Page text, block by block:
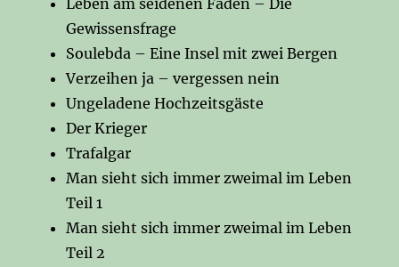
Gewissensfrage
Soulebda – Eine Insel mit zwei Bergen
Verzeihen ja – vergessen nein
Ungeladene Hochzeitsgäste
Der Krieger
Trafalgar
Man sieht sich immer zweimal im Leben
Teil 1
Man sieht sich immer zweimal im Leben
Teil 2